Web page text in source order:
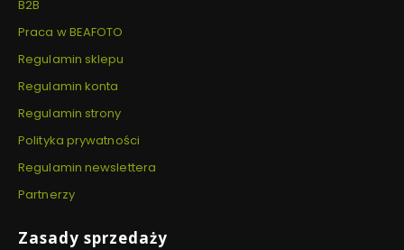
B2B
Praca w BEAFOTO
Regulamin sklepu
Regulamin konta
Regulamin strony
Polityka prywatności
Regulamin newslettera
Partnerzy
Zasady sprzedaży